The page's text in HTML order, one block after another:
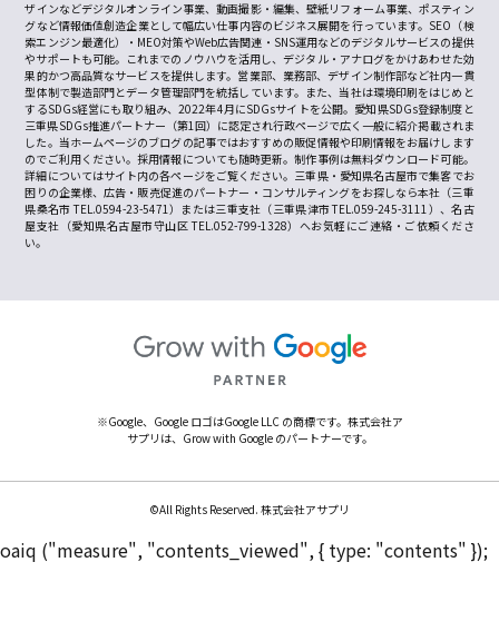
ザインなどデジタルオンライン事業、動画撮影・編集、壁紙リフォーム事業、ポスティン
グなど情報価値創造企業として幅広い仕事内容のビジネス展開を行っています。SEO（検
索エンジン最適化）・MEO対策やWeb広告関連・SNS運用などのデジタルサービスの提供
やサポートも可能。これまでのノウハウを活用し、デジタル・アナログをかけあわせた効
果的かつ高品質なサービスを提供します。営業部、業務部、デザイン制作部など社内一貫
型体制で製造部門とデータ管理部門を統括しています。また、当社は環境印刷をはじめと
するSDGs経営にも取り組み、2022年4月にSDGsサイトを公開。愛知県SDGs登録制度と
三重県SDGs推進パートナー（第1回）に認定され行政ページで広く一般に紹介掲載されま
した。当ホームページのブログの記事ではおすすめの販促情報や印刷情報をお届けします
のでご利用ください。採用情報についても随時更新。制作事例は無料ダウンロード可能。
詳細についてはサイト内の各ページをご覧ください。三重県・愛知県名古屋市で集客でお
困りの企業様、広告・販売促進のパートナー・コンサルティングをお探しなら本社（三重
県桑名市 TEL.0594-23-5471）または三重支社（三重県津市 TEL.059-245-3111）、名古
屋支社（愛知県名古屋市守山区 TEL.052-799-1328）へお気軽にご連絡・ご依頼くださ
い。
※Google、Google ロゴはGoogle LLC の商標です。株式会社ア
サプリは、Grow with Google のパートナーです。
©All Rights Reserved. 株式会社アサプリ
oaiq ("measure", "contents_viewed", { type: "contents" });